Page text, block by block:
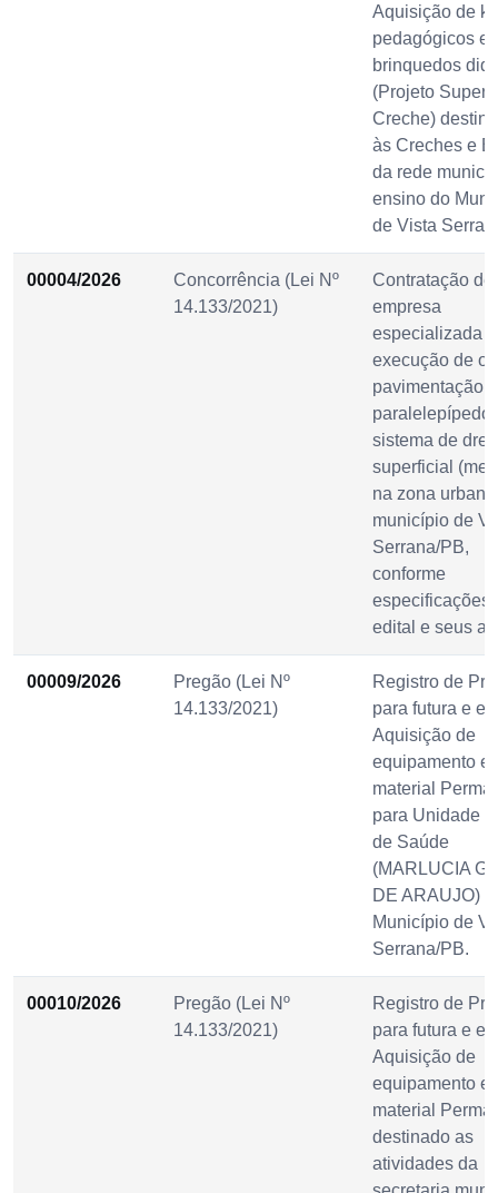
Aquisição de
pedagógicos e
brinquedos
(Projeto Super
Creche)
às Creches e
da rede
ensino do
de Vista
00004/2026
Concorrência (Lei Nº
14.133/2021)
Contratação de
empresa
especializada
execução de
pavimentação
paralelepípedo
sistema de
superficial
na zona
município de
Serrana/PB,
conforme
especificações
edital e seus
00009/2026
Pregão (Lei Nº
14.133/2021)
Registro de
para futura e
Aquisição de
equipamento e
material
para Unidade
de Saúde
(MARLUCIA
DE ARAUJO)
Município de
Serrana/PB.
00010/2026
Pregão (Lei Nº
14.133/2021)
Registro de
para futura e
Aquisição de
equipamento e
material
destinado as
atividades da